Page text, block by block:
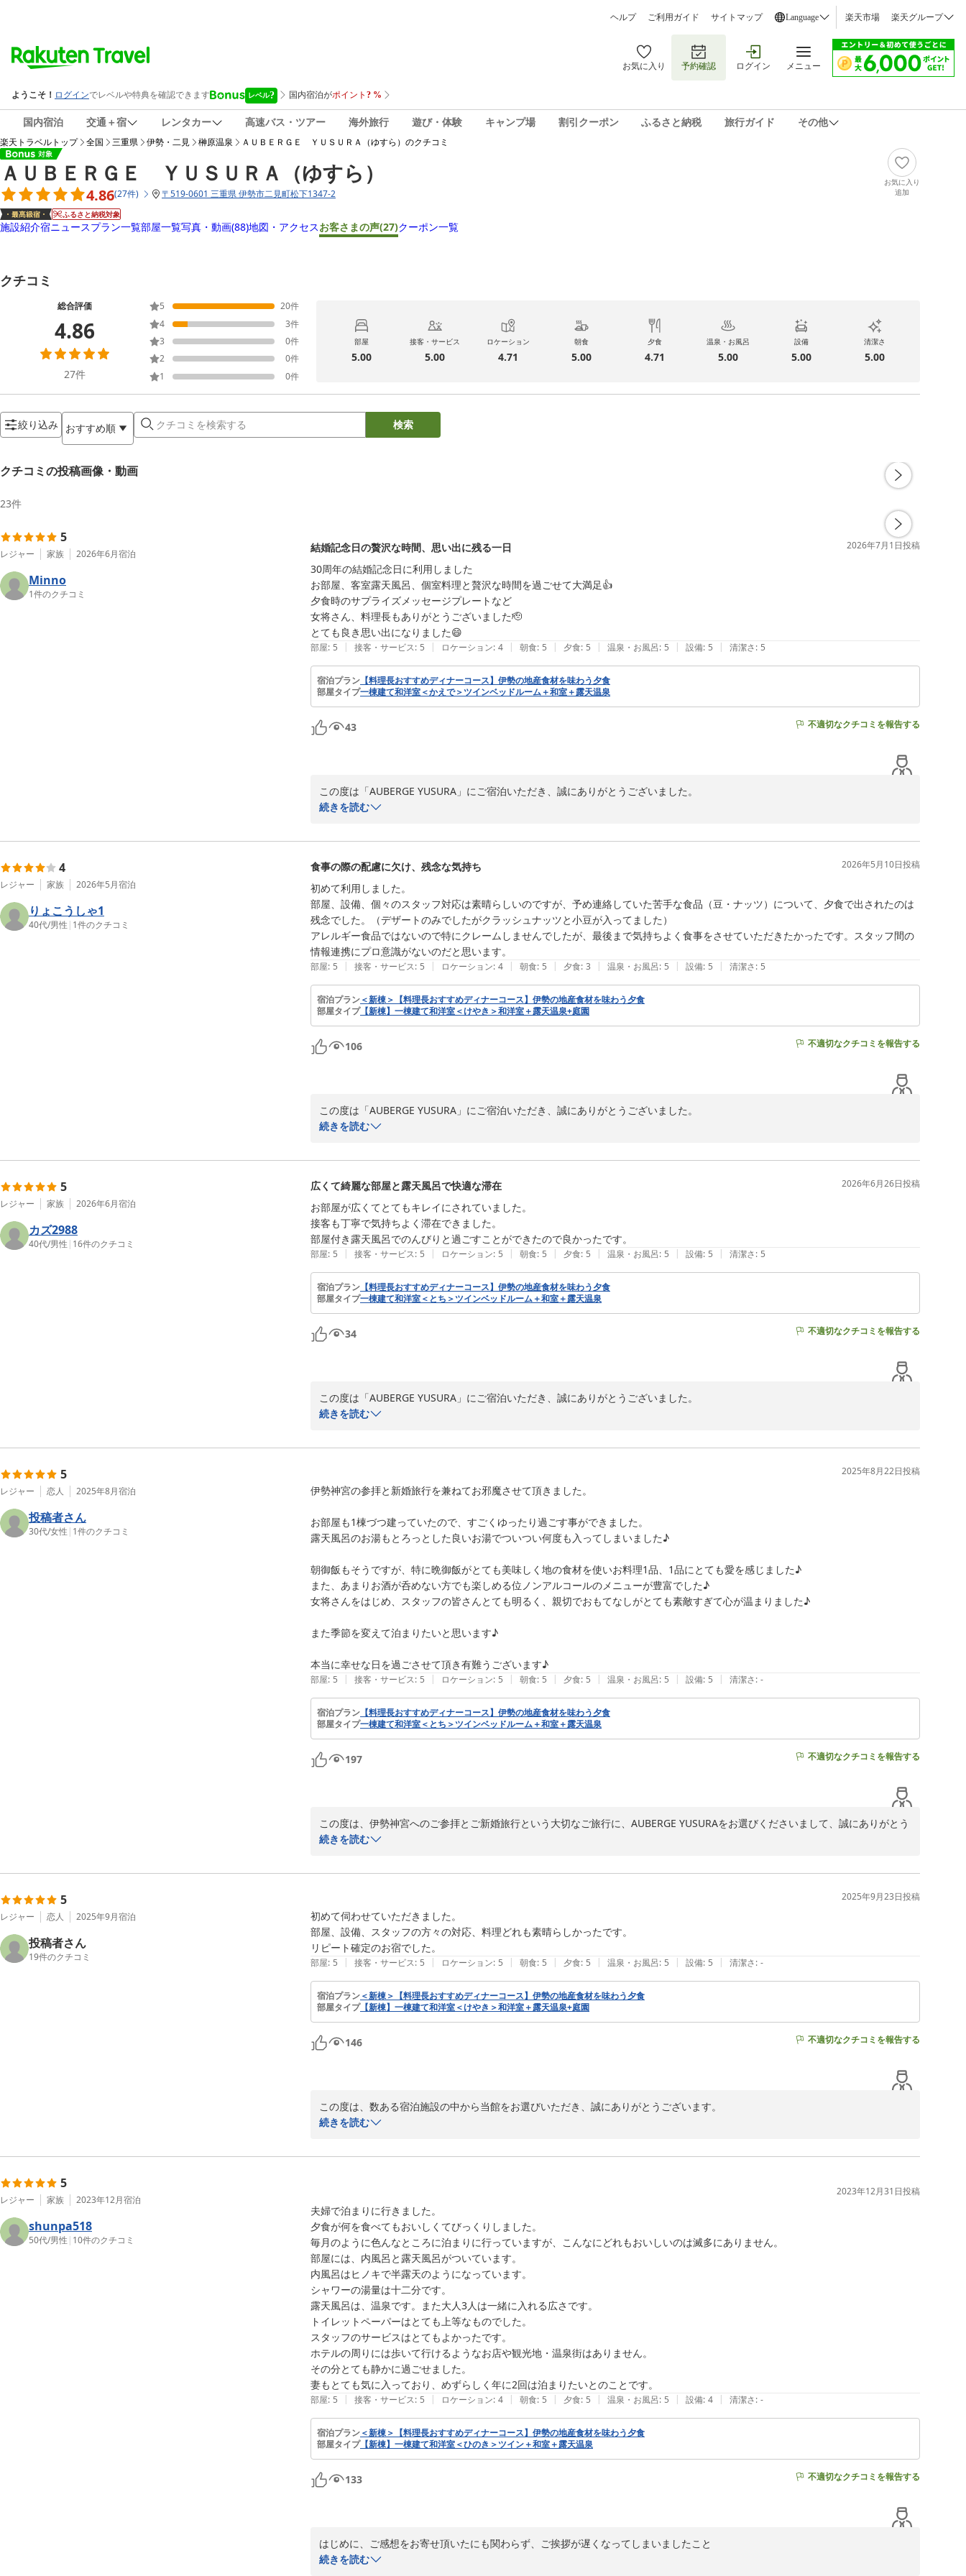
ヘルプ ご利用ガイド サイトマップ Language 楽天市場 楽天グループ
お気に入り 予約確認 ログイン メニュー
国内宿泊 交通＋宿 レンタカー 高速バス・ツアー 海外旅行 遊び・体験 キャンプ場 割引クーポン ふるさと納税 旅行ガイド その他
楽天トラベルトップ 全国 三重県 伊勢・二見 榊原温泉 ＡＵＢＥＲＧＥ ＹＵＳＵＲＡ（ゆすら） のクチコミ
ＡＵＢＥＲＧＥ ＹＵＳＵＲＡ（ゆすら）
4.86(27件) 〒519-0601 三重県 伊勢市二見町松下1347-2
ふるさと納税対象
お気に入り
追加
施設紹介宿ニュースプラン一覧部屋一覧写真・動画(88)地図・アクセスお客さまの声(27)クーポン一覧
クチコミ
総合評価
4.86
27件
5 20件
4
3件
3
0件
2
0件
1
0件
部屋
5.00
接客・サービス
5.00
ロケーション
4.71
朝食
5.00
夕食
4.71
温泉・お風呂
5.00
設備
5.00
清潔さ
5.00
絞り込み おすすめ順 検索
クチコミの投稿画像・動画
23件
5
レジャー 家族 2026年6月宿泊
Minno
1件のクチコミ
結婚記念日の贅沢な時間、思い出に残る一日 2026年7月1日投稿
30周年の結婚記念日に利用しました
お部屋、客室露天風呂、個室料理と贅沢な時間を過ごせて大満足👍
夕食時のサプライズメッセージプレートなど
女将さん、料理長もありがとうございました🫡
とても良き思い出になりました😄
部屋: 5 | 接客・サービス: 5 | ロケーション: 4 | 朝食: 5 | 夕食: 5 | 温泉・お風呂: 5 | 設備: 5 | 清潔さ: 5
宿泊プラン 【料理長おすすめディナーコース】伊勢の地産食材を味わう夕食
部屋タイプ一棟建て和洋室＜かえで＞ツインベッドルーム＋和室＋露天温泉
43 不適切なクチコミを報告する
この度は「AUBERGE YUSURA」にご宿泊いただき、誠にありがとうございました。
また、30周年という大切な結婚記念日のご旅行に当館をお選びいただきましたこと、心よりお礼申し上げます。
お部屋や客室露天風呂、個室でのお食事など、ご夫婦でゆったりとした贅沢なひとときをお過ごしいただけたご様子に、大変嬉し
また、夕食時のメッセージプレートもお喜びいただけたとのこと、
女将をはじめ料理長、スタッフ一同大変嬉しく思っております。
さらに、ご滞在中の素敵なお写真もご投稿いただき、誠にありがとうございます。
お写真からも、お二人の大切な記念日が心温まるひとときとなったご様子が伝わり、
私どもも幸せな気持ちにさせていただきました。
またお帰りいただける日を、スタッフ一同心よりお待ち申し上げております。
今後とも「AUBERGE YUSURA」を何卒よろしくお願い申し上げます。
ＡＵＢＥＲＧＥ ＹＵＳＵＲＡ（ゆすら）
続きを読む
4
レジャー 家族 2026年5月宿泊
りょこうしゃ1
40代/男性 | 1件のクチコミ
食事の際の配慮に欠け、残念な気持ち 2026年5月10日投稿
初めて利用しました。
部屋、設備、個々のスタッフ対応は素晴らしいのですが、予め連絡していた苦手な食品（豆・ナッツ）について、夕食で出されたのは
残念でした。（デザートのみでしたがクラッシュナッツと小豆が入ってました）
アレルギー食品ではないので特にクレームしませんでしたが、最後まで気持ちよく食事をさせていただきたかったです。スタッフ間の
部屋: 5 | 接客・サービス: 5 | ロケーション: 4 | 朝食: 5 | 夕食: 3 | 温泉・お風呂: 5 | 設備: 5 | 清潔さ: 5
宿泊プラン＜新棟＞【料理長おすすめディナーコース】伊勢の地産食材を味わう夕食
部屋タイプ【新棟】一棟建て和洋室＜けやき＞和洋室＋露天温泉+庭園
106 不適切なクチコミを報告する
この度は「AUBERGE YUSURA」にご宿泊いただき、誠にありがとうございました。
また、貴重なお時間を割いてご感想をお寄せいただきましたこと、心よりお礼申し上げます。
お部屋や設備、スタッフの対応につきまして温かいお言葉を頂戴したにもかかわらず、
事前にお伺いしておりました苦手な食材につきまして、デザートにて配慮が行き届いておらず、
せっかくのお食事の時間を最後まで心地よくお過ごしいただけなかったこと、深くお詫び申し上げます。
本来であれば、アレルギーの有無に関わらず、お客様より頂戴したご要望はスタッフ間で正確に共有し、細部まで配慮を徹底すべ
きところでございました。
いただいたご指摘を真摯に受け止め、情報共有の体制や確認方法を改めて見直し、再発防止に努めてまいります。
そのような中でも、お部屋や設備、スタッフ対応についてお褒めのお言葉をお寄せいただきましたこと、心より感謝申し上げま
す。
今後とも「AUBERGE YUSURA」を何卒よろしくお願い申し上げます。
ＡＵＢＥＲＧＥ ＹＵＳＵＲＡ（ゆすら）
続きを読む
5
レジャー 家族 2026年6月宿泊
カズ2988
40代/男性 | 16件のクチコミ
広くて綺麗な部屋と露天風呂で快適な滞在 2026年6月26日投稿
お部屋が広くてとてもキレイにされていました。
接客も丁寧で気持ちよく滞在できました。
部屋付き露天風呂でのんびりと過ごすことができたので良かったです。
部屋: 5 | 接客・サービス: 5 | ロケーション: 5 | 朝食: 5 | 夕食: 5 | 温泉・お風呂: 5 | 設備: 5 | 清潔さ: 5
宿泊プラン 【料理長おすすめディナーコース】伊勢の地産食材を味わう夕食
部屋タイプ一棟建て和洋室＜とち＞ツインベッドルーム＋和室＋露天温泉
34 不適切なクチコミを報告する
この度は「AUBERGE YUSURA」にご宿泊いただき、誠にありがとうございました。
また、ご感想をお寄せいただき、心よりお礼申し上げます。
お部屋の広さや清潔さにご満足いただき、快適にお過ごしいただけたご様子に、大変嬉しく拝読いたしました。
お部屋の露天風呂では、ゆったりとのんびりとした時間をお楽しみいただけたとのこと、私どもも大変嬉しく存じます。
これからも皆さまに心地よくお過ごしいただける空間であり続けられるよう、スタッフ一同努めてまいります。
今後とも「AUBERGE YUSURA」を何卒よろしくお願い申し上げます。
ＡＵＢＥＲＧＥ ＹＵＳＵＲＡ（ゆすら）
2026-07-28
続きを読む
5
レジャー 恋人 2025年8月宿泊
投稿者さん
30代/女性 | 1件のクチコミ
2025年8月22日投稿
伊勢神宮の参拝と新婚旅行を兼ねてお邪魔させて頂きました。
お部屋も1棟づつ建っていたので、すごくゆったり過ごす事ができました。
露天風呂のお湯もとろっとした良いお湯でついつい何度も入ってしまいました♪
朝御飯もそうですが、特に晩御飯がとても美味しく地の食材を使いお料理1品、1品にとても愛を感じました♪
また、あまりお酒が呑めない方でも楽しめる位ノンアルコールのメニューが豊富でした♪
女将さんをはじめ、スタッフの皆さんとても明るく、親切でおもてなしがとても素敵すぎて心が温まりました♪
また季節を変えて泊まりたいと思います♪
部屋: 5 | 接客・サービス: 5 | ロケーション: 5 | 朝食: 5 | 夕食: 5 | 温泉・お風呂: 5 | 設備: 5 | 清潔さ: -
宿泊プラン 【料理長おすすめディナーコース】伊勢の地産食材を味わう夕食
部屋タイプ一棟建て和洋室＜とち＞ツインベッドルーム＋和室＋露天温泉
197 不適切なクチコミを報告する
この度は、伊勢神宮へのご参拝とご新婚旅行という大切なご旅行に、AUBERGE YUSURAをお選びくださいまして、誠にありがとう
ございました。
おふたりの晴れやかな門出にご一緒できましたこと、大変光栄に存じます。
そして露天風呂の湯ざわりをお気に召していただけましたことを、嬉しく拝読いたしました。
さらに、地元食材を用いたお料理やノンアルコールメニューにもご満足いただけましたことは、調理スタッフにとりましても大き
な励みとなります。
加えて、女将やスタッフへの温かなお言葉まで頂戴し、心より御礼申し上げます。
おもてなしのひとつひとつが、ご旅行の思い出を彩る一頁となりましたなら幸いでございます。
末永くお幸せに、おふたりにとってこの旅がいつまでも良き思い出として残りますよう、心よりお祈り申し上げます。
続きを読む
5
レジャー 恋人 2025年9月宿泊
投稿者さん
19件のクチコミ
2025年9月23日投稿
初めて伺わせていただきました。
部屋、設備、スタッフの方々の対応、料理どれも素晴らしかったです。
リピート確定のお宿でした。
部屋: 5 | 接客・サービス: 5 | ロケーション: 5 | 朝食: 5 | 夕食: 5 | 温泉・お風呂: 5 | 設備: 5 | 清潔さ: -
宿泊プラン＜新棟＞【料理長おすすめディナーコース】伊勢の地産食材を味わう夕食
部屋タイプ【新棟】一棟建て和洋室＜けやき＞和洋室＋露天温泉+庭園
146 不適切なクチコミを報告する
この度は、数ある宿泊施設の中から当館をお選びいただき、誠にありがとうございます。
また、身に余るほどのお褒めのお言葉を賜り、重ねて御礼申し上げます。
お部屋や設備、料理、そしてスタッフの対応に至るまでご満足いただけましたことを、大変嬉しく拝読いたしました。
四季折々に表情を変える伊勢の地とともに、再びお迎えできます日を、スタッフ一同心よりお待ち申し上げております。
今後ともAUBERGE YUSURAを何卒よろしくお願いいたします
2025-09-26
続きを読む
5
レジャー 家族 2023年12月宿泊
shunpa518
50代/男性 | 10件のクチコミ
2023年12月31日投稿
夫婦で泊まりに行きました。
夕食が何を食べてもおいしくてびっくりしました。
毎月のように色んなところに泊まりに行っていますが、こんなにどれもおいしいのは滅多にありません。
部屋には、内風呂と露天風呂がついています。
内風呂はヒノキで半露天のようになっています。
シャワーの湯量は十二分です。
露天風呂は、温泉です。また大人3人は一緒に入れる広さです。
トイレットペーパーはとても上等なものでした。
スタッフのサービスはとてもよかったです。
ホテルの周りには歩いて行けるようなお店や観光地・温泉街はありません。
その分とても静かに過ごせました。
妻もとても気に入っており、めずらしく年に2回は泊まりたいとのことです。
部屋: 5 | 接客・サービス: 5 | ロケーション: 4 | 朝食: 5 | 夕食: 5 | 温泉・お風呂: 5 | 設備: 4 | 清潔さ: -
宿泊プラン＜新棟＞【料理長おすすめディナーコース】伊勢の地産食材を味わう夕食
部屋タイプ【新棟】一棟建て和洋室＜ひのき＞ツイン＋和室＋露天温泉
133 不適切なクチコミを報告する
はじめに、ご感想をお寄せ頂いたにも関わらず、ご挨拶が遅くなってしまいましたこと
お詫び申し上げます。
続きを読む